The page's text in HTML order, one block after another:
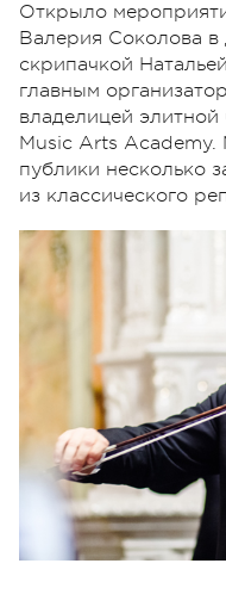
Открыло
Валерия Соколова в
скрипачкой
главным
владелицей
Music Arts
публики несколько
из классического